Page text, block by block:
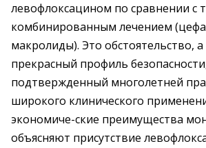
левофлоксацином по сравнении с
комбинированным лечением
макролиды). Это обстоятельство,
прекрасный профиль
подтвержденный многолетней
широкого клинического
экономиче-ские преимущества
объясняют присутствие